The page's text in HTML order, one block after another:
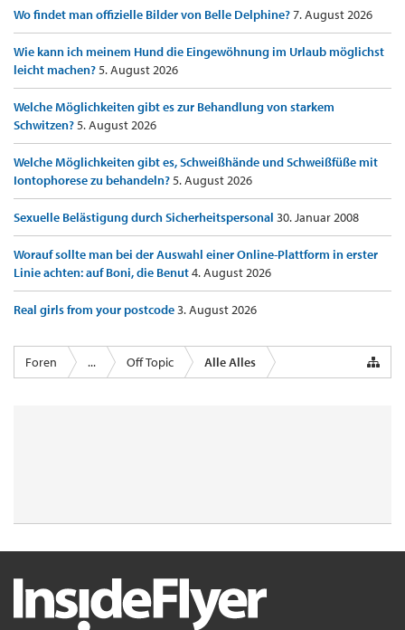
Wo findet man offizielle Bilder von Belle Delphine?7. August 2026
Wie kann ich meinem Hund die Eingewöhnung im Urlaub möglichst
leicht machen?5. August 2026
Welche Möglichkeiten gibt es zur Behandlung von starkem
Schwitzen?5. August 2026
Welche Möglichkeiten gibt es, Schweißhände und Schweißfüße mit
Iontophorese zu behandeln?5. August 2026
Sexuelle Belästigung durch Sicherheitspersonal 30. Januar 2008
Worauf sollte man bei der Auswahl einer Online-Plattform in erster
Linie achten: auf Boni, die Benut4. August 2026
Real girls from your postcode3. August 2026
Foren ... Off Topic Alle Alles